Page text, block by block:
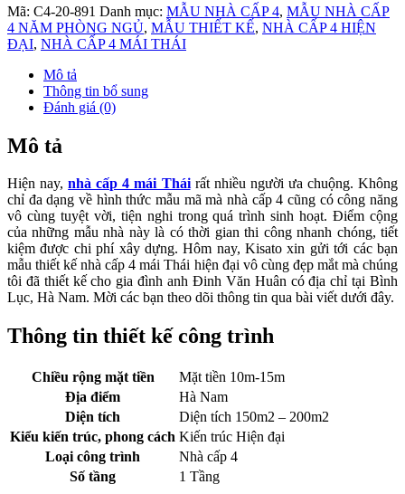
Mã: C4-20-891 Danh mục: MẪU NHÀ CẤP 4, MẪU NHÀ CẤP
4 NĂM PHÒNG NGỦ, MẪU THIẾT KẾ, NHÀ CẤP 4 HIỆN
ĐẠI, NHÀ CẤP 4 MÁI THÁI
Mô tả
Thông tin bổ sung
Đánh giá (0)
Mô tả
Hiện nay,nhà cấp 4 mái Tháirất nhiều người ưa chuộng. Không
chỉ đa dạng về hình thức mẫu mã mà nhà cấp 4 cũng có công năng
vô cùng tuyệt vời, tiện nghi trong quá trình sinh hoạt. Điểm cộng
của những mẫu nhà này là có thời gian thi công nhanh chóng, tiết
kiệm được chi phí xây dựng. Hôm nay, Kisato xin gửi tới các bạn
mẫu thiết kế nhà cấp 4 mái Thái hiện đại vô cùng đẹp mắt mà chúng
tôi đã thiết kế cho gia đình anh Đinh Văn Huân có địa chỉ tại Bình
Lục, Hà Nam. Mời các bạn theo dõi thông tin qua bài viết dưới đây.
Thông tin thiết kế công trình
Chiều rộng mặt tiền
Mặt tiền 10m-15m
Địa điểm
Hà Nam
Diện tích
Diện tích 150m2 – 200m2
Kiểu kiến trúc, phong cách Kiến trúc Hiện đại
Loại công trình
Nhà cấp 4
Số tầng
1 Tầng